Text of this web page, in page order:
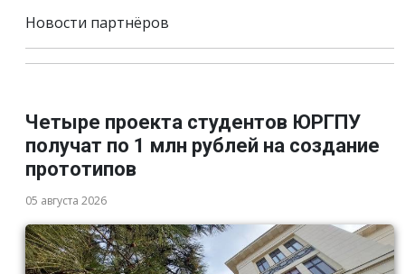
Новости партнёров
Четыре проекта студентов ЮРГПУ
получат по 1 млн рублей на создание
прототипов
05 августа 2026